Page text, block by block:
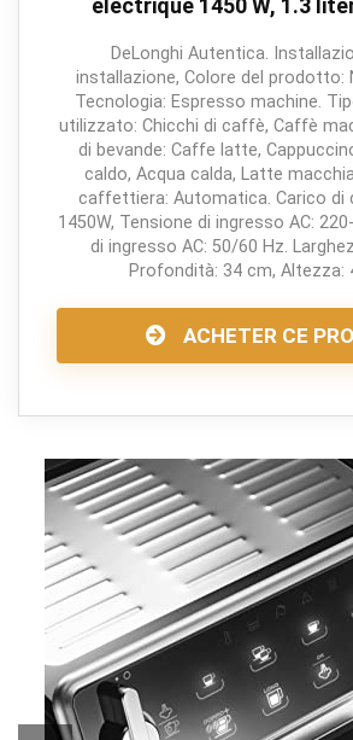
DeLonghi Autentica.
installazione, Colore del prodotto:
Tecnologia: Espresso machine.
utilizzato: Chicchi di caffè, Caffè
di bevande: Caffe latte,
caldo, Acqua calda, Latte
caffettiera: Automatica. Carico di
1450W, Tensione di ingresso AC:
di ingresso AC: 50/60 Hz.
Profondità: 34 cm, Altezza:
ACHETER CE